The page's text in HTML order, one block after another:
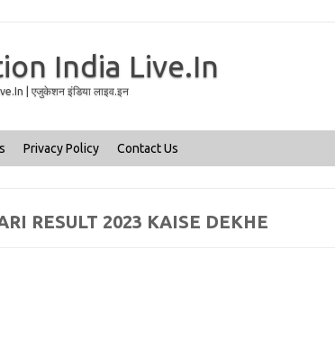
India Live.In
| एजुकेशन इंडिया लाइव.इन
Privacy Policy Contact Us
RESULT 2023 KAISE DEKHE